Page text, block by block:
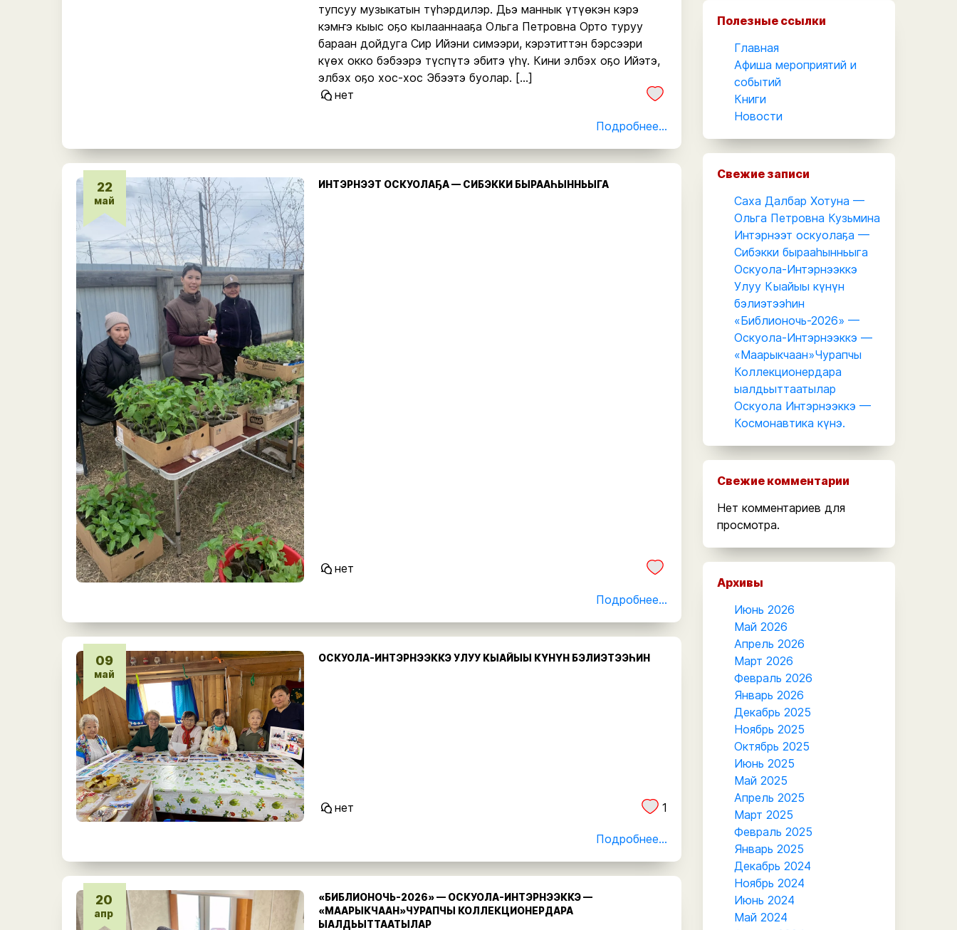
тупсуу музыкатын түһэрдилэр. Дьэ маннык үтүөкэн кэрэ
кэмҥэ кыыс оҕо кылааннааҕа Ольга Петровна Орто туруу
бараан дойдуга Сир Ийэни симээри, кэрэтиттэн бэрсээри
күөх окко бэбээрэ түспүтэ эбитэ үһү. Кини элбэх оҕо Ийэтэ,
элбэх оҕо хос-хос Эбээтэ буолар. […]
нет
Подробнее...
22
май
ИНТЭРНЭЭТ ОСКУОЛАҔА — СИБЭККИ БЫРААҺЫННЬЫГА
нет
Подробнее...
09
май
ОСКУОЛА-ИНТЭРНЭЭККЭ УЛУУ КЫАЙЫЫ КҮНҮН БЭЛИЭТЭЭҺИН
нет 1
Подробнее...
20
апр
«БИБЛИОНОЧЬ-2026» — ОСКУОЛА-ИНТЭРНЭЭККЭ —
«МААРЫКЧААН»ЧУРАПЧЫ КОЛЛЕКЦИОНЕРДАРА
ЫАЛДЬЫТТААТЫЛАР
Полезные ссылки
Главная
Афиша мероприятий и
событий
Книги
Новости
Свежие записи
Саха Далбар Хотуна —
Ольга Петровна Кузьмина
Интэрнээт оскуолаҕа —
Сибэкки бырааһынньыга
Оскуола-Интэрнээккэ
Улуу Кыайыы күнүн
бэлиэтээһин
«Библионочь-2026» —
Оскуола-Интэрнээккэ —
«Маарыкчаан»Чурапчы
Коллекционердара
ыалдьыттаатылар
Оскуола Интэрнээккэ —
Космонавтика күнэ.
Свежие комментарии
Нет комментариев для
просмотра.
Архивы
Июнь 2026
Май 2026
Апрель 2026
Март 2026
Февраль 2026
Январь 2026
Декабрь 2025
Ноябрь 2025
Октябрь 2025
Июнь 2025
Май 2025
Апрель 2025
Март 2025
Февраль 2025
Январь 2025
Декабрь 2024
Ноябрь 2024
Июнь 2024
Май 2024